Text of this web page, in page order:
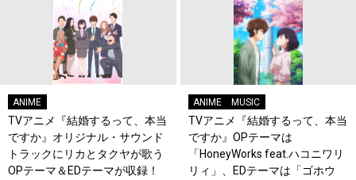
ANIME
TVアニメ『結婚するって、本当
ですか』オリジナル・サウンド
トラックにリカとタクヤが歌う
OPテーマ＆EDテーマが収録！
ANIME MUSIC
TVアニメ『結婚するって、本当
ですか』OPテーマは
「HoneyWorks feat.ハコニワリ
リィ」、EDテーマは「ゴホウ